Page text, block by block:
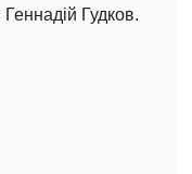
Гудков.